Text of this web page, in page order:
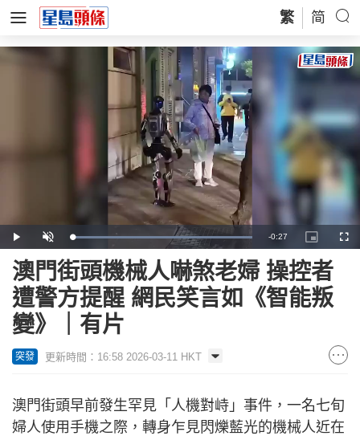
繁 简
Play Unmute Loaded:
100.00%
Remaining
Time
-0:27
Picture-
in-
澳門街頭機械人嚇煞老婦 操控者
遭警方提醒 網民笑言如《智能叛
變》｜有片
突發 更新時間：16:58 2026-03-11 HKT
澳門街頭早前發生罕見「人機對峙」事件，一名七旬
婦人使用手機之際，轉身乍見閃爍藍光的機械人近在